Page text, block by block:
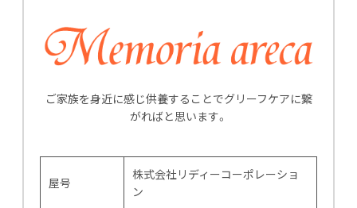
ご家族を身近に感じ供養することでグリーフケアに繋
がればと思います。
屋号
株式会社リディーコーポレーショ
ン